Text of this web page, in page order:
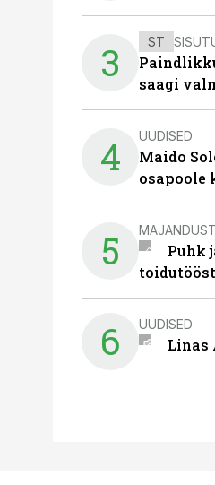
3 ST
saagi
4 UUDISED
Maido
osapoole
5
Puhk
6 UUDISED
Linas